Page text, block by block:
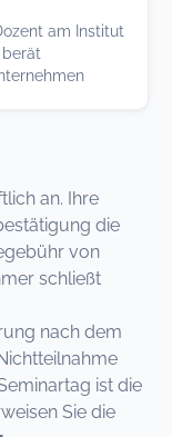
am Institut
an. Ihre
die
von
schließt
nach dem
ist die
Sie die